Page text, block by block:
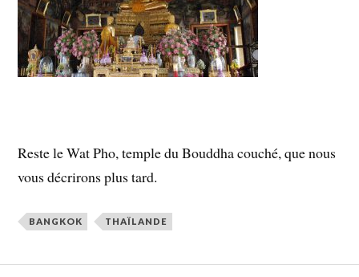
Reste le Wat Pho, temple du Bouddha couché, que nous
vous décrirons plus tard.
BANGKOK THAÏLANDE